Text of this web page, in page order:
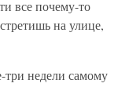
все почему-то
на улице,
три недели самому